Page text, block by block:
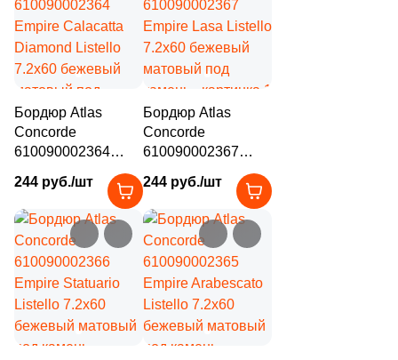
Бордюр Atlas
Concorde
610090002364
Empire Calacatta
Diamond Listello
7.2x60 бежевый
матовый под
камень
244 руб./шт
Бордюр Atlas
Concorde
610090002367
Empire Lasa Listello
7.2x60 бежевый
матовый под
камень
244 руб./шт